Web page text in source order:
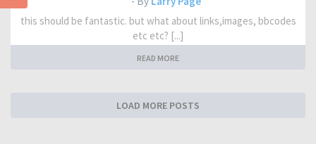
this should be fantastic. but what about links,images, bbcodes
etc etc? [...]
READ MORE
LOAD MORE POSTS